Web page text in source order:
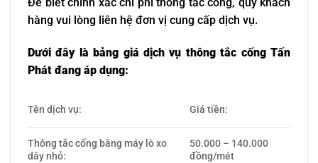
hàng vui lòng liên hệ đơn vị cung cấp dịch vụ.
Dưới đây là bảng giá dịch vụ thông tắc cống Tấn
Phát đang áp dụng:
Tên dịch vụ: Giá tiền:
Thông tắc cống bằng máy lò xo
dây nhỏ:
50.000 – 140.000
đồng/mét